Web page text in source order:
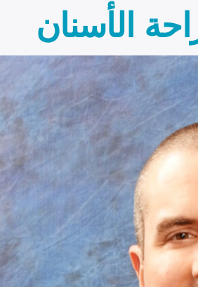
الأسنان